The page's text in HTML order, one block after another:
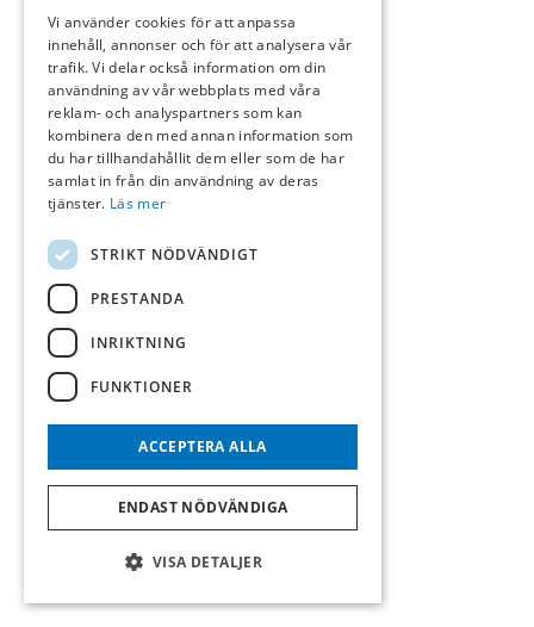
Vi använder cookies för att anpassa
innehåll, annonser och för att analysera vår
trafik. Vi delar också information om din
användning av vår webbplats med våra
reklam- och analyspartners som kan
kombinera den med annan information som
du har tillhandahållit dem eller som de har
samlat in från din användning av deras
tjänster. Läs mer
STRIKT NÖDVÄNDIGT
PRESTANDA
INRIKTNING
FUNKTIONER
ACCEPTERA ALLA
ENDAST NÖDVÄNDIGA
VISA DETALJER